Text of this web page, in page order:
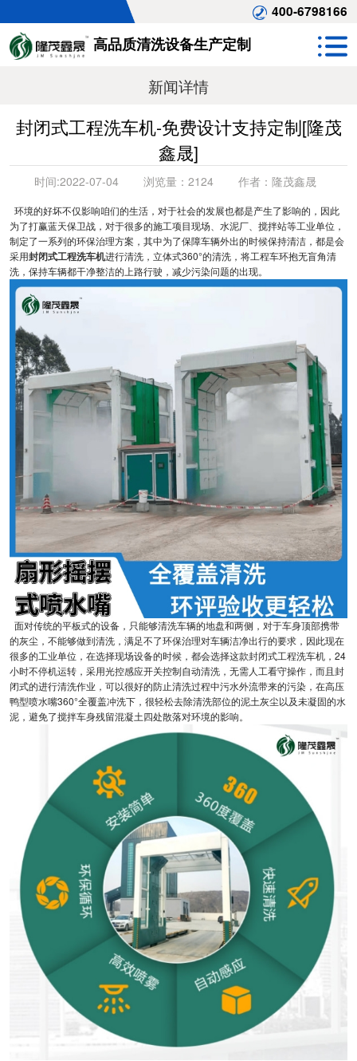
400-6798166
高品质清洗设备生产定制
新闻详情
封闭式工程洗车机-免费设计支持定制[隆茂
鑫晟]
时间:2022-07-04 浏览量： 2124 作者： 隆茂鑫晟
环境的好坏不仅影响咱们的生活，对于社会的发展也都是产生了影响的，因此
为了打赢蓝天保卫战，对于很多的施工项目现场、水泥厂、搅拌站等工业单位，
制定了一系列的环保治理方案，其中为了保障车辆外出的时候保持清洁，都是会
采用封闭式工程洗车机进行清洗，立体式360°的清洗，将工程车环抱无盲角清
洗，保持车辆都干净整洁的上路行驶，减少污染问题的出现。
面对传统的平板式的设备，只能够清洗车辆的地盘和两侧，对于车身顶部携带
的灰尘，不能够做到清洗，满足不了环保治理对车辆洁净出行的要求，因此现在
很多的工业单位，在选择现场设备的时候，都会选择这款封闭式工程洗车机，24
小时不停机运转，采用光控感应开关控制自动清洗，无需人工看守操作，而且封
闭式的进行清洗作业，可以很好的防止清洗过程中污水外流带来的污染，在高压
鸭型喷水嘴360°全覆盖冲洗下，很轻松去除清洗部位的泥土灰尘以及未凝固的水
泥，避免了搅拌车身残留混凝土四处散落对环境的影响。